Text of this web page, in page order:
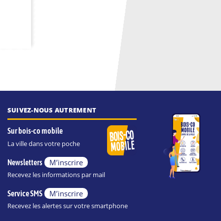
SUIVEZ-NOUS AUTREMENT
Sur bois-co mobile
La ville dans votre poche
Newsletters M’inscrire
Recevez les informations par mail
Service SMS M’inscrire
Recevez les alertes sur votre smartphone